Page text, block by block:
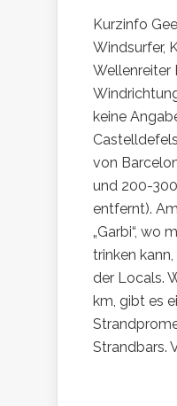
Kurzinfo
Windsurfer,
Wellenreiter
keine
von
und 200-
entfernt).
„Garbi“, wo
trinken
der Locals.
km, gibt es
Strandbars.